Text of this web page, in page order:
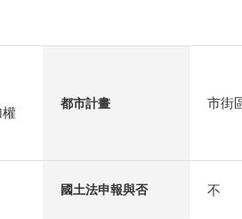
權
都市計畫 市街
國土法申報與否 不